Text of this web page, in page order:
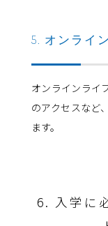
5. オンライ
オンラインライ
のアクセスなど
ます。
6. 入学に